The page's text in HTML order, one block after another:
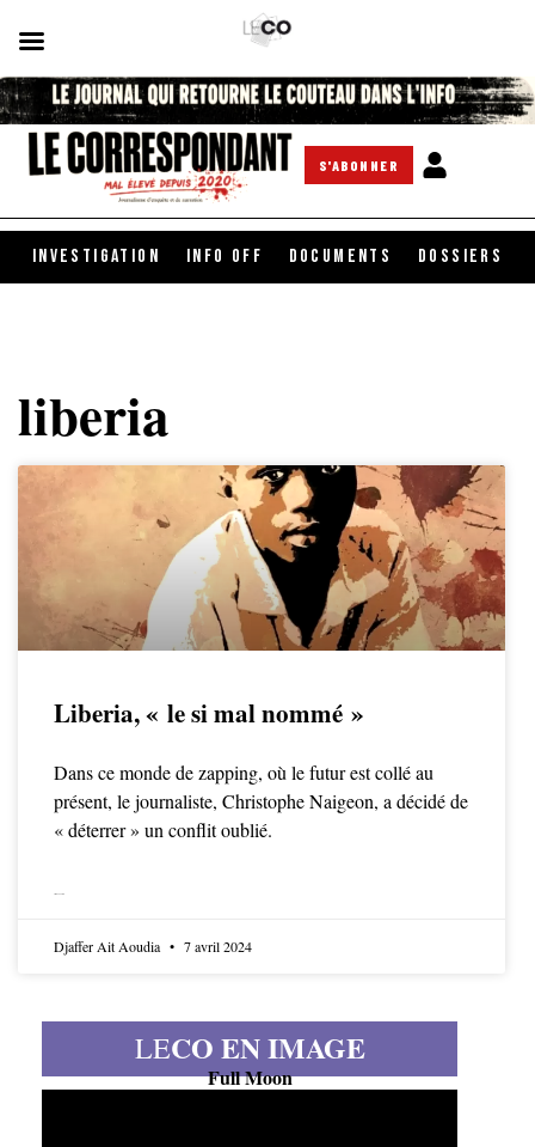
S'ABONNER
INVESTIGATION INFO OFF DOCUMENTS DOSSIERS
liberia
Liberia, « le si mal nommé »
Dans ce monde de zapping, où le futur est collé au
présent, le journaliste, Christophe Naigeon, a décidé de
« déterrer » un conflit oublié.
Djaffer Ait Aoudia 7 avril 2024
LECO EN IMAGE
Full Moon